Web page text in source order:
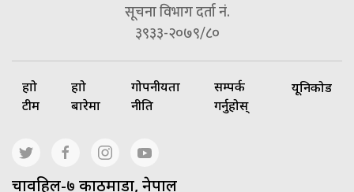
सूचना विभाग दर्ता नं.
३९३३-२०७९/८०
हाम्रो
टीम
हाम्रो
बारेमा
गोपनीयता
नीति
सम्पर्क
गर्नुहोस्
यूनिकोड
चावहिल-७ काठमाडौं, नेपाल